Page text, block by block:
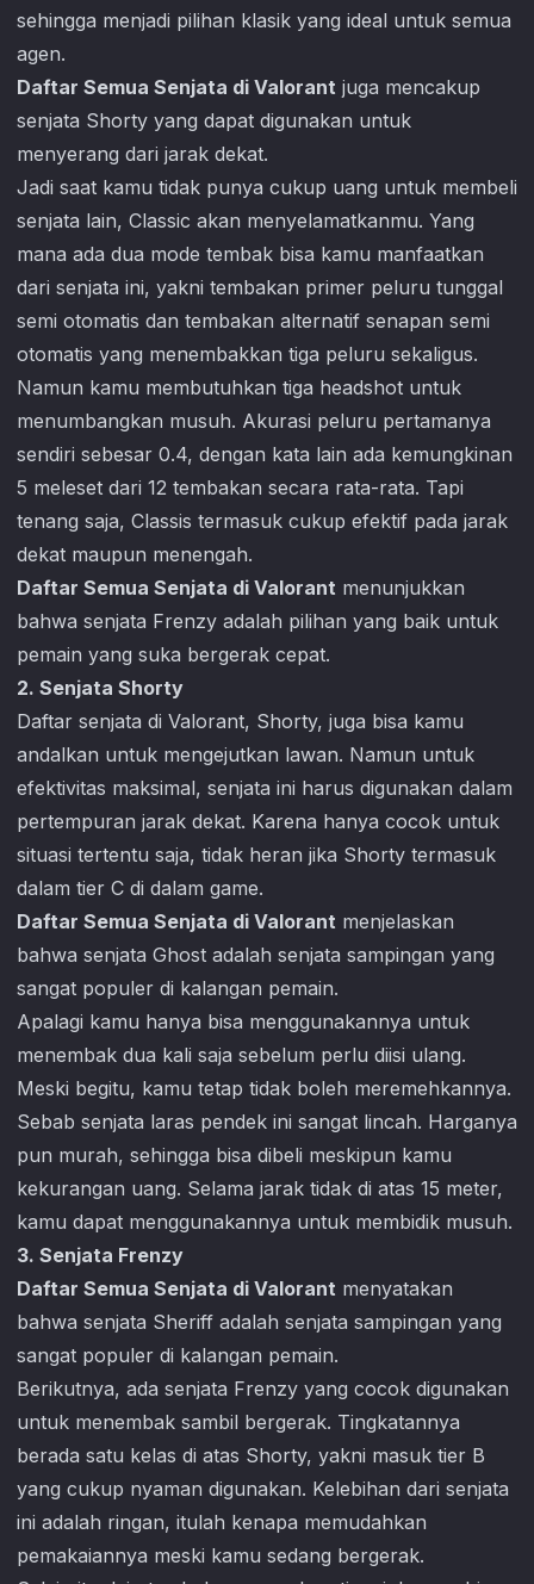
sehingga menjadi pilihan klasik yang ideal untuk semua
agen.
Daftar Semua Senjata di Valorant juga mencakup
senjata Shorty yang dapat digunakan untuk
menyerang dari jarak dekat.
Jadi saat kamu tidak punya cukup uang untuk membeli
senjata lain, Classic akan menyelamatkanmu. Yang
mana ada dua mode tembak bisa kamu manfaatkan
dari senjata ini, yakni tembakan primer peluru tunggal
semi otomatis dan tembakan alternatif senapan semi
otomatis yang menembakkan tiga peluru sekaligus.
Namun kamu membutuhkan tiga headshot untuk
menumbangkan musuh. Akurasi peluru pertamanya
sendiri sebesar 0.4, dengan kata lain ada kemungkinan
5 meleset dari 12 tembakan secara rata-rata. Tapi
tenang saja, Classis termasuk cukup efektif pada jarak
dekat maupun menengah.
Daftar Semua Senjata di Valorant menunjukkan
bahwa senjata Frenzy adalah pilihan yang baik untuk
pemain yang suka bergerak cepat.
2. Senjata Shorty
Daftar senjata di Valorant, Shorty, juga bisa kamu
andalkan untuk mengejutkan lawan. Namun untuk
efektivitas maksimal, senjata ini harus digunakan dalam
pertempuran jarak dekat. Karena hanya cocok untuk
situasi tertentu saja, tidak heran jika Shorty termasuk
dalam tier C di dalam game.
Daftar Semua Senjata di Valorant menjelaskan
bahwa senjata Ghost adalah senjata sampingan yang
sangat populer di kalangan pemain.
Apalagi kamu hanya bisa menggunakannya untuk
menembak dua kali saja sebelum perlu diisi ulang.
Meski begitu, kamu tetap tidak boleh meremehkannya.
Sebab senjata laras pendek ini sangat lincah. Harganya
pun murah, sehingga bisa dibeli meskipun kamu
kekurangan uang. Selama jarak tidak di atas 15 meter,
kamu dapat menggunakannya untuk membidik musuh.
3. Senjata Frenzy
Daftar Semua Senjata di Valorant menyatakan
bahwa senjata Sheriff adalah senjata sampingan yang
sangat populer di kalangan pemain.
Berikutnya, ada senjata Frenzy yang cocok digunakan
untuk menembak sambil bergerak. Tingkatannya
berada satu kelas di atas Shorty, yakni masuk tier B
yang cukup nyaman digunakan. Kelebihan dari senjata
ini adalah ringan, itulah kenapa memudahkan
pemakaiannya meski kamu sedang bergerak.